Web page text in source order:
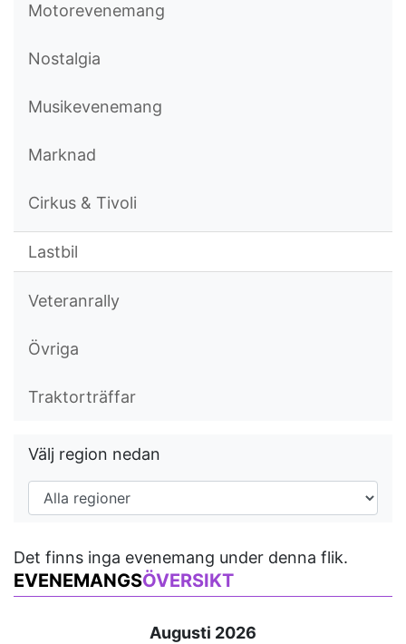
Motorevenemang
Nostalgia
Musikevenemang
Marknad
Cirkus & Tivoli
Lastbil
Veteranrally
Övriga
Traktorträffar
Välj region nedan
Det finns inga evenemang under denna flik.
EVENEMANGSÖVERSIKT
Augusti 2026